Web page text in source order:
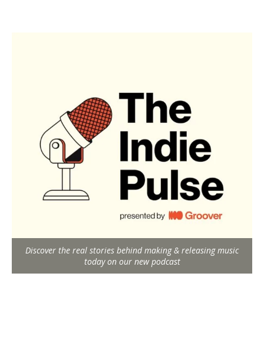
Discover the real stories behind making & releasing music
today on our new podcast